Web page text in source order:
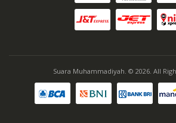
Suara Muhammadiyah. © 2026. All